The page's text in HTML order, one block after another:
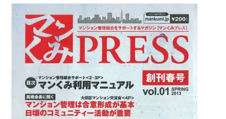
長期修繕カウンセリングサービス »
大規模修繕のご意見番 »
メルの防火管理者
無料よろづ相談
会社案内